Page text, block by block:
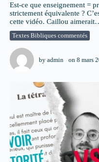
Textes Bibliques commentés
Est-ce que enseignement =
strictement équivalente ?
cette vidéo. Caillou
by admin on 8 mars